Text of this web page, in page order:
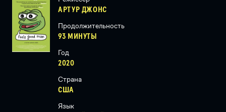
АРТУР ДЖОНС
Продолжительность
93 МИНУТЫ
Год
2020
Страна
США
Язык